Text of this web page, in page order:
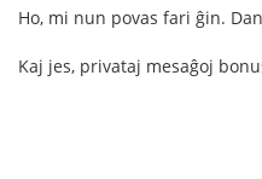
Ho, mi nun povas fari ĝin.
Kaj jes, privataj mesaĝoj